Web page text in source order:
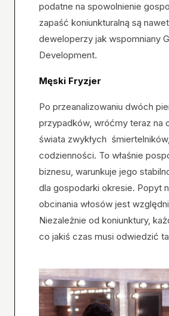
podatne na spowolnienie
zapaść koniunkturalną są
deweloperzy jak wspomniany
Development.
Męski Fryzjer
Po przeanalizowaniu dwóch
przypadków, wróćmy teraz na
świata zwykłych
codzienności. To właśnie
biznesu, warunkuje jego
dla gospodarki okresie. Popyt
obcinania włosów jest
Niezależnie od koniunktury,
co jakiś czas musi odwiedzić